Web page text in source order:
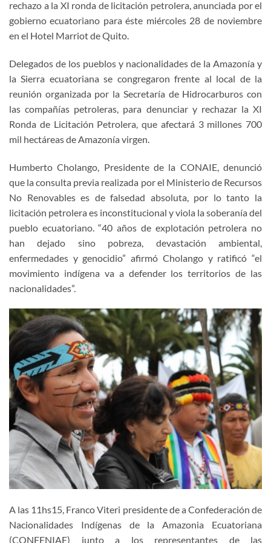
rechazo a la XI ronda de licitación petrolera, anunciada por el
gobierno ecuatoriano para éste miércoles 28 de noviembre
en el Hotel Marriot de Quito.
Delegados de los pueblos y nacionalidades de la Amazonía y
la Sierra ecuatoriana se congregaron frente al local de la
reunión organizada por la Secretaría de Hidrocarburos con
las compañías petroleras, para denunciar y rechazar la XI
Ronda de Licitación Petrolera, que afectará 3 millones 700
mil hectáreas de Amazonía virgen.
Humberto Cholango, Presidente de la CONAIE, denunció
que la consulta previa realizada por el Ministerio de Recursos
No Renovables es de falsedad absoluta, por lo tanto la
licitación petrolera es inconstitucional y viola la soberanía del
pueblo ecuatoriano. “40 años de explotación petrolera no
han dejado sino pobreza, devastación ambiental,
enfermedades y genocidio” afirmó Cholango y ratificó “el
movimiento indígena va a defender los territorios de las
nacionalidades”.
A las 11hs15, Franco Viteri presidente de a Confederación de
Nacionalidades Indígenas de la Amazonia Ecuatoriana
(CONFENIAE) junto a los representantes de las